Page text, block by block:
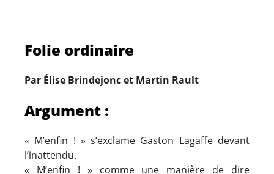
Folie ordinaire
Par Élise Brindejonc et Martin Rault
Argument :
« M’enfin ! » s’exclame Gaston Lagaffe devant
l’inattendu.
« M’enfin ! » comme une manière de dire